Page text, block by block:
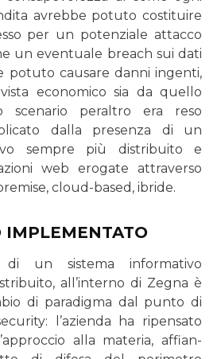
avreb­be potuto costituire
per un potenziale attacco
un eventuale breach sui dati
potuto causare danni ingenti,
economico sia da quello
scenario peraltro era reso
dalla presenza di un
sempre più distribuito e
web erogate attraverso
cloud-based, ibride.
IMPLEMENTATO
di un sistema informativo
all’interno di Zegna è
di paradigma dal punto di
l’azienda ha ripensato
alla materia, affian­